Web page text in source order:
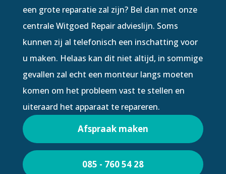
een grote reparatie zal zijn? Bel dan met onze
centrale Witgoed Repair advieslijn. Soms
kunnen zij al telefonisch een inschatting voor
u maken. Helaas kan dit niet altijd, in sommige
gevallen zal echt een monteur langs moeten
komen om het probleem vast te stellen en
uiteraard het apparaat te repareren.
Afspraak maken
085 - 760 54 28